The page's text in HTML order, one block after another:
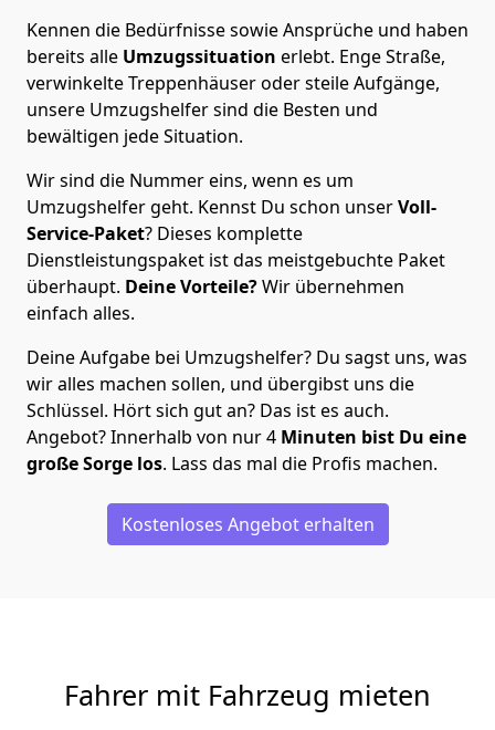
Kennen die Bedürfnisse sowie Ansprüche und haben
bereits alle Umzugssituation erlebt. Enge Straße,
verwinkelte Treppenhäuser oder steile Aufgänge,
unsere Umzugshelfer sind die Besten und
bewältigen jede Situation.
Wir sind die Nummer eins, wenn es um
Umzugshelfer geht. Kennst Du schon unserVoll-
Service-Paket? Dieses komplette
Dienstleistungspaket ist das meistgebuchte Paket
überhaupt. Deine Vorteile?Wir übernehmen
einfach alles.
Deine Aufgabe bei Umzugshelfer? Du sagst uns, was
wir alles machen sollen, und übergibst uns die
Schlüssel. Hört sich gut an? Das ist es auch.
Angebot? Innerhalb von nur 4 Minuten bist Du eine
große Sorge los. Lass das mal die Profis machen.
Kostenloses Angebot erhalten
Fahrer mit Fahrzeug mieten